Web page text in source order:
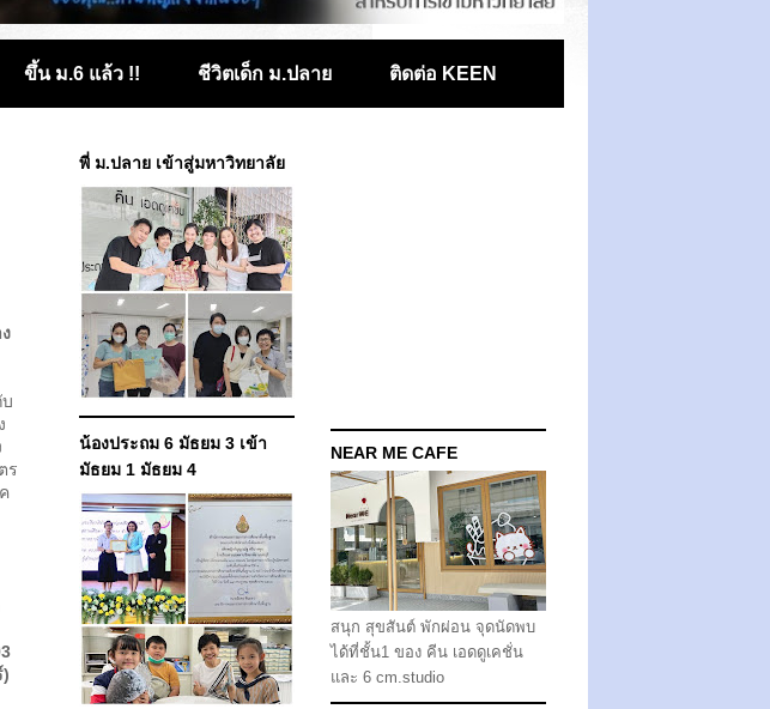
ขึ้น ม.6 แล้ว !! ชีวิตเด็ก ม.ปลาย ติดต่อ KEEN
ร
พี่ ม.ปลาย เข้าสู่มหาวิทยาลัย
น้องประถม 6 มัธยม 3 เข้า
มัธยม 1 มัธยม 4
NEAR ME CAFE
สนุก สุขสันต์ พักผ่อน จุดนัดพบ
ได้ที่ชั้น1 ของ คีน เอดดูเคชั่น
และ 6 cm.studio